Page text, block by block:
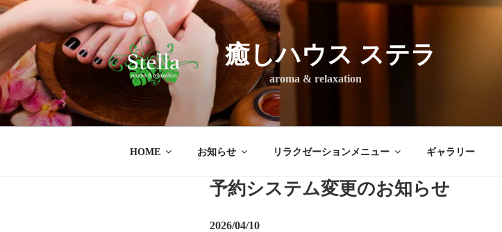
コ
ン
テ
ツ
へ
ス
キ
癒しハウス ステラ
aroma & relaxation
HOME お知らせ リラクゼーションメニュー ギャラリー
予約システム変更のお知らせ
2026/04/10